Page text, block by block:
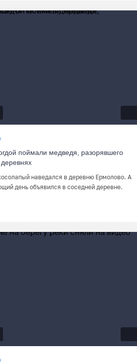
поймали медведя, разорявшего
наведался в деревню Ермолово. А
день объявился в соседней деревне.